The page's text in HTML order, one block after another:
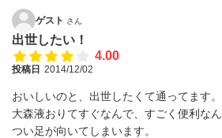
ゲスト さん
出世したい！
4.00
投稿日 2014/12/02
おいしいのと、出世したくて通ってます。
大森液おりてすぐなんで、すごく便利なん
つい足が向いてしまいます。